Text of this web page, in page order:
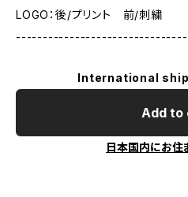
LOGO：後/プリント 前/刺繍
International
Add to
日本国内にお住